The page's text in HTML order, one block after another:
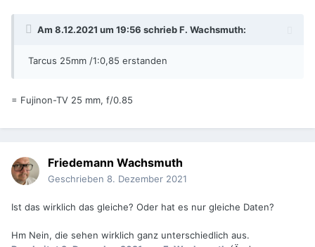
Am 8.12.2021 um 19:56 schriebF. Wachsmuth:
Tarcus 25mm /1:0,85 erstanden
= Fujinon-TV 25 mm, f/0.85
Friedemann Wachsmuth
Geschrieben 8. Dezember 2021
Ist das wirklich das gleiche? Oder hat es nur gleiche Daten?
Hm Nein, die sehen wirklich ganz unterschiedlich aus.